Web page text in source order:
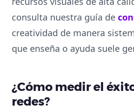
consulta nuestra guía de
creatividad de manera
que enseña o ayuda suele
¿Cómo medir el
redes?